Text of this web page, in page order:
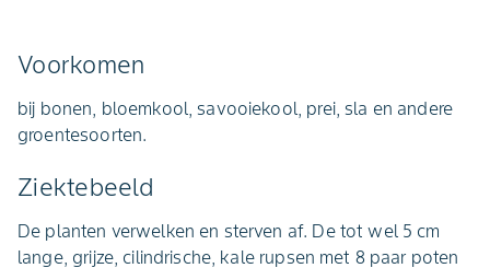
Voorkomen
bij bonen, bloemkool, savooiekool, prei, sla en andere
groentesoorten.
Ziektebeeld
De planten verwelken en sterven af. De tot wel 5 cm
lange, grijze, cilindrische, kale rupsen met 8 paar poten